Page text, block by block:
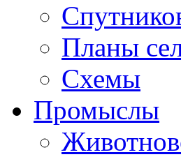
Планы
Схемы
Промыслы